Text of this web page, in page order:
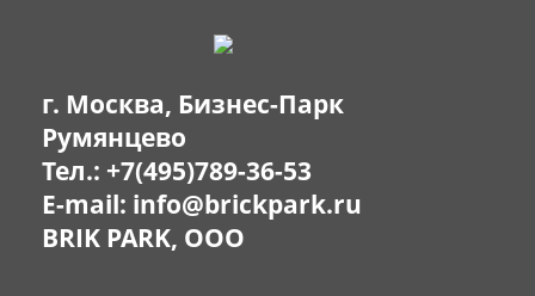
г. Москва, Бизнес-Парк
Румянцево
Тел.: +7(495)789-36-53
E-mail: info@brickpark.ru
BRIK PARK, OOO